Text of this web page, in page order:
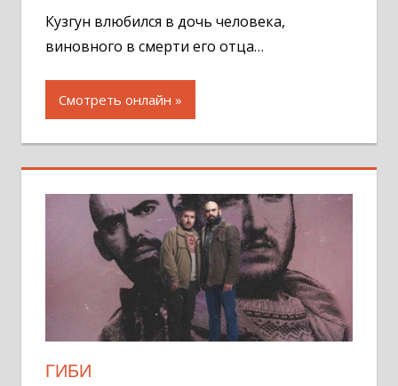
Кузгун влюбился в дочь человека,
виновного в смерти его отца…
Смотреть онлайн
ГИБИ